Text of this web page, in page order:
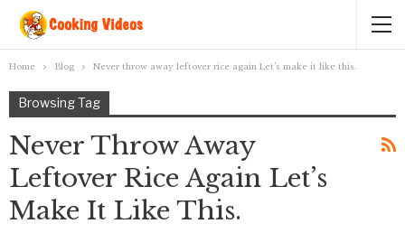
Home Blog Never throw away leftover rice again Let’s make it like this.
Browsing Tag
Never Throw Away
Leftover Rice Again Let’s
Make It Like This.